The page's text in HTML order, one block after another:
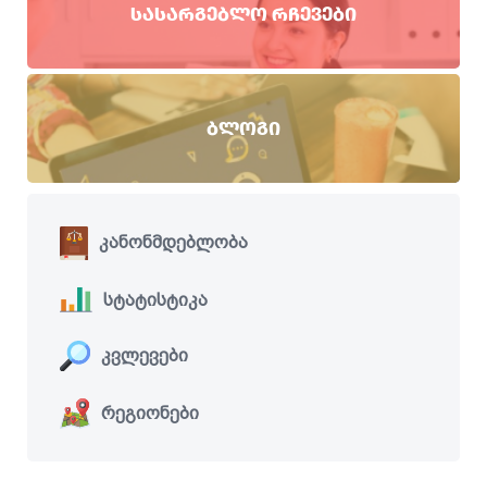
ᲡᲐᲡᲐᲠᲒᲔᲑᲚᲝ ᲠᲩᲔᲕᲔᲑᲘ
ᲑᲚᲝᲒᲘ
კანონმდებლობა
სტატისტიკა
კვლევები
რეგიონები